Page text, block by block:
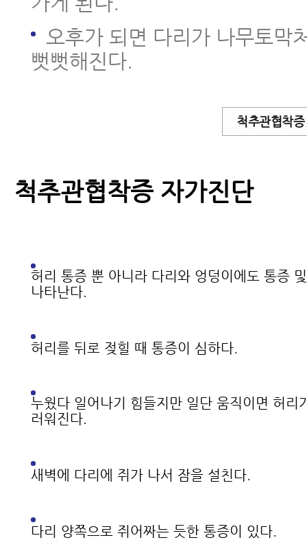
- 척추협착증 치료, 이런 논문을
믿고 치료를 받으시겠습니까?
- 척추협착증의 진행을 막는 8가
- 허리협착증의 진행을 막는 8가
히 1편 - 증상 변화에 세심한 관심
- 허리협착증의 진행을 막는 8가
히 2편 - 증상이 악화됐다면 원인
- 척추전방전위증을 동반한 척추
- 허리디스크와 협착증이 같이 있
- 척추관이 좁아져 협착이 있어도
오후가 되면 다리가 나무토막
뻣뻣해진다.
척추관협착
척추관협착증 자가진단
허리 통증 뿐 아니라 다리와 엉덩이에도 통증
나타난다.
허리를 뒤로 젖힐 때 통증이 심하다.
누웠다 일어나기 힘들지만 일단 움직이면 허리
러워진다.
새벽에 다리에 쥐가 나서 잠을 설친다.
다리 양쪽으로 쥐어짜는 듯한 통증이 있다.